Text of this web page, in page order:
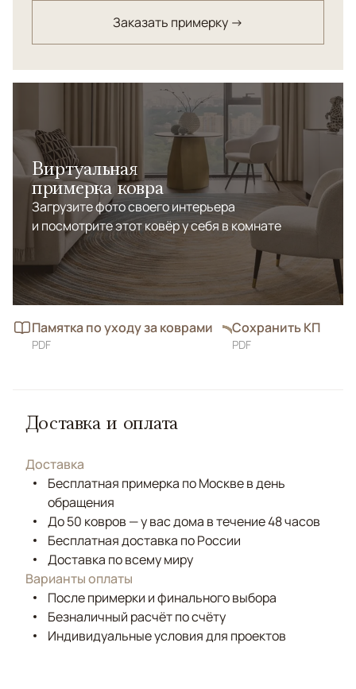
Заказать примерку →
Виртуальная
примерка ковра
Загрузите фото своего интерьера
и посмотрите этот ковёр у себя в комнате
Памятка по уходу за коврами
PDF
Сохранить КП
PDF
Доставка и оплата
Доставка
Бесплатная примерка по Москве в день
обращения
До 50 ковров — у вас дома в течение 48 часов
Бесплатная доставка по России
Доставка по всему миру
Варианты оплаты
После примерки и финального выбора
Безналичный расчёт по счёту
Индивидуальные условия для проектов